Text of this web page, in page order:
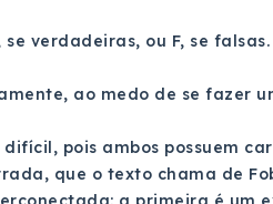
verdadeiras, ou F, se falsas.
ao medo de se fazer
pois ambos possuem
que o texto chama de